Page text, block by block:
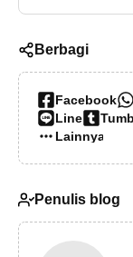
Berbagi
Facebook
Line
Lainnya…
Penulis blog